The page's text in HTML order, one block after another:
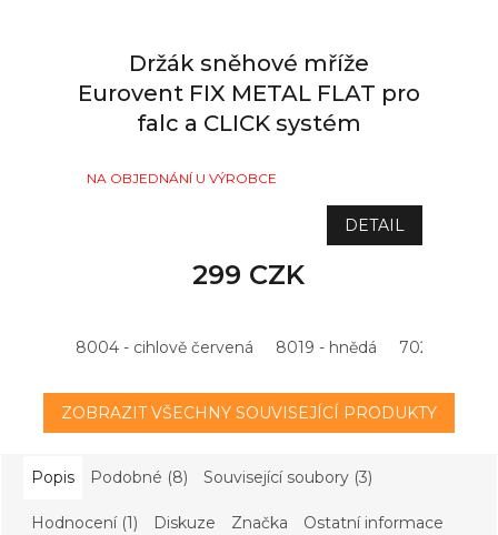
Držák sněhové mříže
Eurovent FIX METAL FLAT pro
falc a CLICK systém
NA OBJEDNÁNÍ U VÝROBCE
299 CZK
DETAIL
8004 - cihlově červená 8019 - hnědá 7021 -
ZOBRAZIT VŠECHNY SOUVISEJÍCÍ PRODUKTY
Popis Podobné (8) Související soubory (3)
Hodnocení (1) Diskuze Značka Ostatní informace